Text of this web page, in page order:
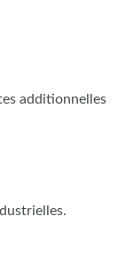
additionnelles